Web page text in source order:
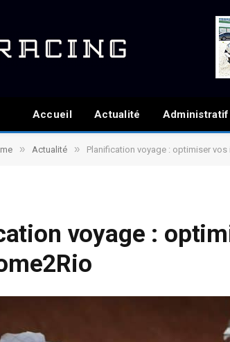
Accueil Actualité Administratif
» Actualité » Planification voyage : optimiser vos
voyage :